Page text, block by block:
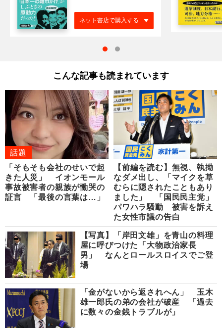
ネット書店で購入する
こんな記事も読まれています
話題
「そもそも会社のせいで起
きた人災」 イオンモール
事故被害者の親族が慟哭の
証言 「最後の言葉は…」
【前編を読む】無視、執拗
なダメ出し、「マイクを草
むらに隠されたこともあり
ました」 「国民民主党」
パワハラ騒動 被害を訴え
た女性市議の告白
【写真】「岸田文雄」を青山の料理
屋に呼びつけた「大物政治家長
男」 なんとロールスロイスでご登
場
「金がないから返されへん」 玉木
雄一郎氏の弟の会社が破産 「過去
に数々の金銭トラブルが」